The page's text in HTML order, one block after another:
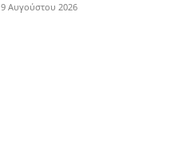
9 Αυγούστου 2026